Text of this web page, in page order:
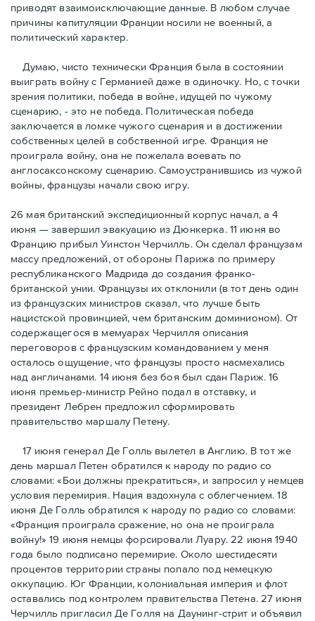
приводят взаимоисключающие данные. В любом случае
причины капитуляции Франции носили не военный, а
политический характер.
Думаю, чисто технически Франция была в состоянии
выиграть войну с Германией даже в одиночку. Но, с точки
зрения политики, победа в войне, идущей по чужому
сценарию, - это не победа. Политическая победа
заключается в ломке чужого сценария и в достижении
собственных целей в собственной игре. Франция не
проиграла войну, она не пожелала воевать по
англосаксонскому сценарию. Самоустранившись из чужой
войны, французы начали свою игру.
26 мая британский экспедиционный корпус начал, а 4
июня — завершил эвакуацию из Дюнкерка. 11 июня во
Францию прибыл Уинстон Черчилль. Он сделал французам
массу предложений, от обороны Парижа по примеру
республиканского Мадрида до создания франко-
британской унии. Французы их отклонили (в тот день один
из французских министров сказал, что лучше быть
нацистской провинцией, чем британским доминионом). От
содержащегося в мемуарах Черчилля описания
переговоров с французским командованием у меня
осталось ощущение, что французы просто насмехались
над англичанами. 14 июня без боя был сдан Париж. 16
июня премьер-министр Рейно подал в отставку, и
президент Лебрен предложил сформировать
правительство маршалу Петену.
17 июня генерал Де Голль вылетел в Англию. В тот же
день маршал Петен обратился к народу по радио со
словами: «Бои должны прекратиться», и запросил у немцев
условия перемирия. Нация вздохнула с облегчением. 18
июня Де Голль обратился к народу по радио со словами:
«Франция проиграла сражение, но она не проиграла
войну!» 19 июня немцы форсировали Луару. 22 июня 1940
года было подписано перемирие. Около шестидесяти
процентов территории страны попало под немецкую
оккупацию. Юг Франции, колониальная империя и флот
оставались под контролем правительства Петена. 27 июня
Черчилль пригласил Де Голля на Даунинг-стрит и объявил